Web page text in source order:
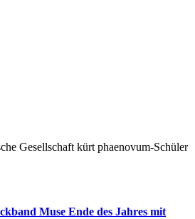
Gesellschaft kürt phaenovum-Schüler
Muse Ende des Jahres mit